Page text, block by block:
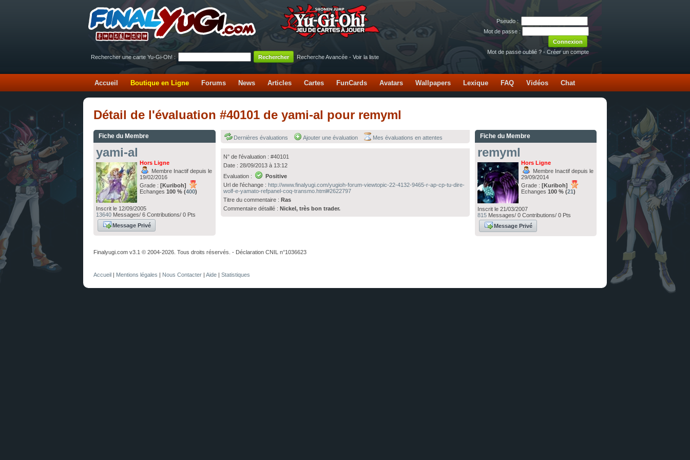
Pseudo :
Mot de passe :
Mot de passe oublié ? - Créer un compte
Rechercher une carte Yu-Gi-Oh! :
Recherche Avancée - Voir la liste
Accueil Boutique en Ligne Forums News Articles Cartes FunCards Avatars Wallpapers Lexique FAQ Vidéos Chat
Détail de l'évaluation #40101 de yami-al pour remyml
Fiche du Membre
yami-al
Hors Ligne
Membre Inactif depuis le
19/02/2016
Grade : [Kuriboh]
Echanges 100 % (400)
Inscrit le 12/09/2005
13640 Messages/ 6 Contributions/ 0 Pts
Message Privé
Dernières évaluations Ajouter une évaluation Mes évaluations en attentes
N° de l'évaluation : #40101
Date : 28/09/2013 à 13:12
Evaluation :
Positive
Url de l'échange : http://www.finalyugi.com/yugioh-forum-viewtopic-22-4132-9465-r-ap-cp-tu-dire-
wolf-e-yamato-refpanel-coq-transmo.html#2622797
Titre du commentaire : Ras
Commentaire détaillé : Nickel, très bon trader.
Fiche du Membre
remyml
Hors Ligne
Membre Inactif depuis le
29/09/2014
Grade : [Kuriboh]
Echanges 100 % (21)
Inscrit le 21/03/2007
815Messages/ 0 Contributions/ 0 Pts
Message Privé
Finalyugi.com v3.1 © 2004-2026. Tous droits réservés. - Déclaration CNIL n°1036623
Accueil | Mentions légales | Nous Contacter | Aide | Statistiques